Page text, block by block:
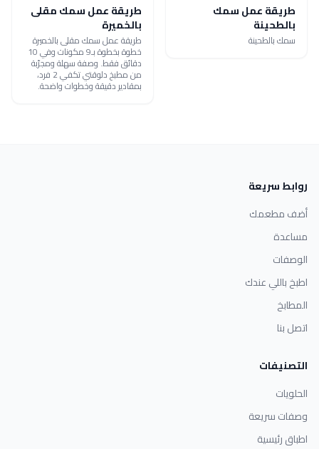
طريقة عمل سمك
بالطحينة
سمك بالطحينة
طريقة عمل سمك مقلى
بالخميرة
طريقة عمل سمك مقلى بالخميرة
خطوة بخطوة بـ9 مكونات وفي 10
دقائق فقط. وصفة سهلة ومجرّبة
من مطبخ دلوقتي تكفي 2 فرد،
بمقادير دقيقة وخطوات واضحة.
روابط سريعة
أضف مطعمك
مساعدة
الوصفات
اطبخ باللي عندك
المطابخ
اتصل بنا
التصنيفات
الحلويات
وصفات سريعة
اطباق رئيسية